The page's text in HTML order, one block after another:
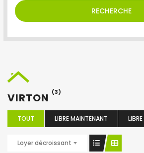
RECHERCHE
VIRTON (3)
TOUT LIBRE MAINTENANT
Loyer décroissant